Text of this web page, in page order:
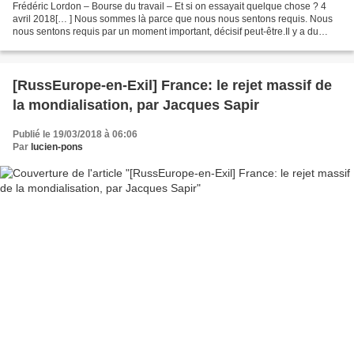
Frédéric Lordon – Bourse du travail – Et si on essayait quelque chose ? 4
avril 2018[… ] Nous sommes là parce que nous nous sentons requis. Nous
nous sentons requis par un moment important, décisif peut-être.Il y a du
[RussEurope-en-Exil] France: le rejet massif de
la mondialisation, par Jacques Sapir
Publié le 19/03/2018 à 06:06
Par lucien-pons